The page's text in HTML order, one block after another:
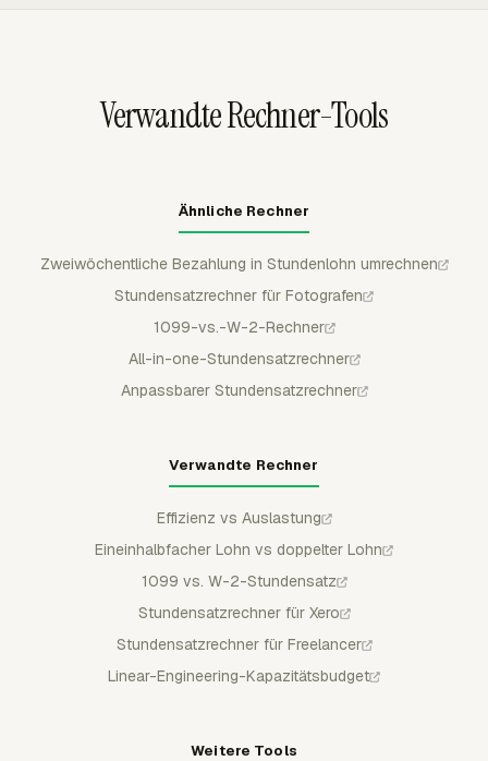
sich Preise im Jahresverlauf ändern.
Verwandte Rechner-Tools
Ähnliche Rechner
Zweiwöchentliche Bezahlung in Stundenlohn umrechnen
Stundensatzrechner für Fotografen
1099-vs.-W-2-Rechner
All-in-one-Stundensatzrechner
Anpassbarer Stundensatzrechner
Verwandte Rechner
Effizienz vs Auslastung
Eineinhalbfacher Lohn vs doppelter Lohn
1099 vs. W-2-Stundensatz
Stundensatzrechner für Xero
Stundensatzrechner für Freelancer
Linear-Engineering-Kapazitätsbudget
Weitere Tools